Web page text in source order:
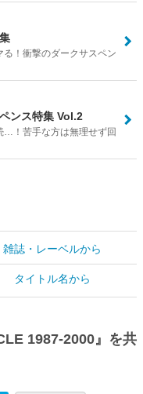
！衝撃のダークサスペン
ンス特集 Vol.2
…！苦手な方は無理せず回
雑誌・レーベルから
タイトル名から
1987-2000』を共